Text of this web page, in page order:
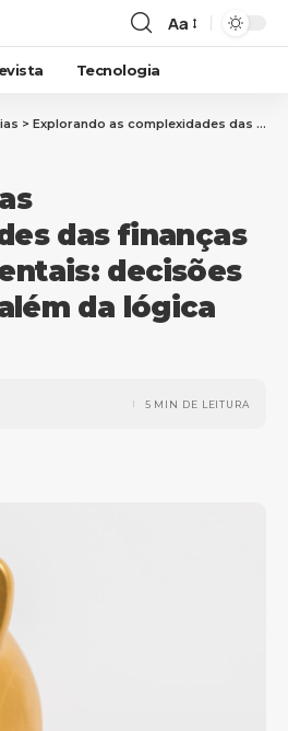
Aa
Tecnologia
> Explorando as complexidades das finanças comportamentais: decisões financeiras além da lógica racional
das finanças
decisões
da lógica
5 MIN DE LEITURA